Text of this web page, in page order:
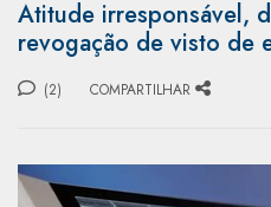
Atitude irresponsável,
revogação de visto de
(2) COMPARTILHAR